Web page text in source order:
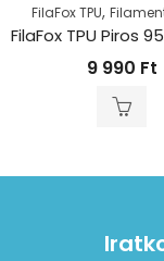
FilaFox TPU,
9 990 Ft